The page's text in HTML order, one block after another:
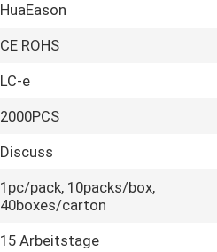
HuaEason
CE ROHS
LC-e
2000PCS
Discuss
1pc/pack, 10packs/box,
40boxes/carton
15 Arbeitstage